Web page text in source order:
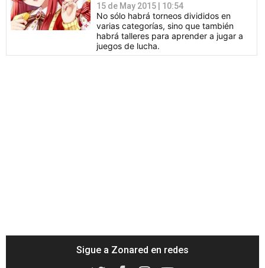
15 de May 2015 | 10:54
No sólo habrá torneos divididos en
varias categorías, sino que también
habrá talleres para aprender a jugar a
juegos de lucha.
Sigue a Zonared en redes